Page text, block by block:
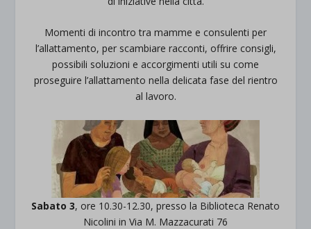
Momenti di incontro tra mamme e consulenti per
l’allattamento, per scambiare racconti, offrire consigli,
possibili soluzioni e accorgimenti utili su come
proseguire l’allattamento nella delicata fase del rientro
al lavoro.
Sabato 3, ore 10.30-12.30, presso la Biblioteca Renato
Nicolini in Via M. Mazzacurati 76